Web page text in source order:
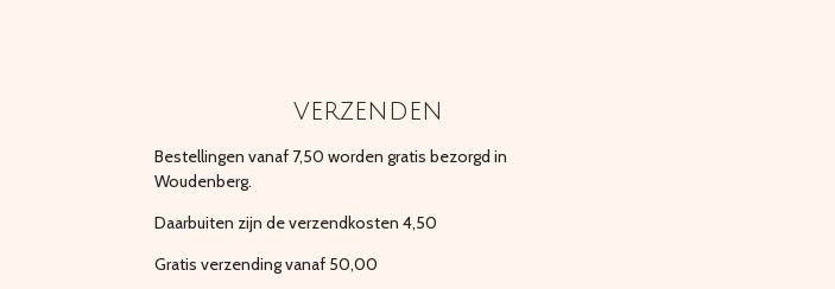
verzenden
Bestellingen vanaf 7,50 worden gratis bezorgd in
Woudenberg.
Daarbuiten zijn de verzendkosten 4,50
Gratis verzending vanaf 50,00